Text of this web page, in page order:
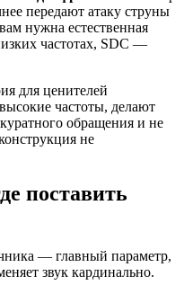
передают атаку струны
нужна естественная
частотах, SDC —
для ценителей
частоты, делают
обращения и не
не
поставить
— главный параметр,
звук кардинально.